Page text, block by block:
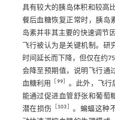
具有较大的胰岛体积和较高
餐后血糖恢复正常时，胰岛
岛素并非其主要的快速调节
飞行被认为是关键机制。
时间延长而下降，但仅在约
会降至预期值，说明飞行通
血糖利用
99］ 。此外，飞行
能通过促进血管舒张和葡萄
潜在损伤
103
。蝙蝠这种